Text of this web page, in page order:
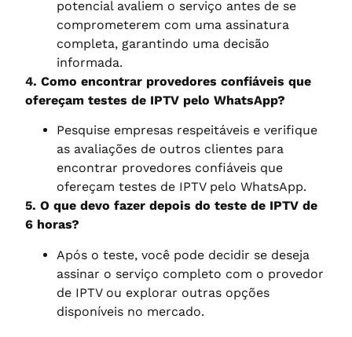
potencial avaliem o serviço antes de se
comprometerem com uma assinatura
completa, garantindo uma decisão
informada.
4. Como encontrar provedores confiáveis que
ofereçam testes de IPTV pelo WhatsApp?
Pesquise empresas respeitáveis e verifique
as avaliações de outros clientes para
encontrar provedores confiáveis que
ofereçam testes de IPTV pelo WhatsApp.
5. O que devo fazer depois do teste de IPTV de
6 horas?
Após o teste, você pode decidir se deseja
assinar o serviço completo com o provedor
de IPTV ou explorar outras opções
disponíveis no mercado.